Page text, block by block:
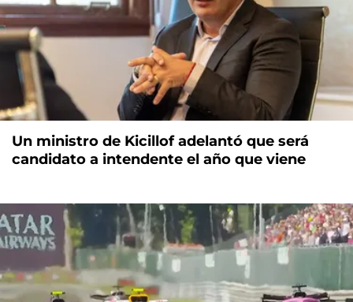
Un ministro de Kicillof adelantó que será
candidato a intendente el año que viene